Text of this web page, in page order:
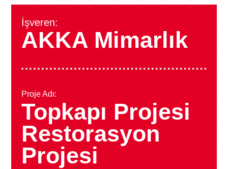
İşveren:
AKKA Mimarlık
Proje Adı:
Topkapı Projesi
Restorasyon
Projesi